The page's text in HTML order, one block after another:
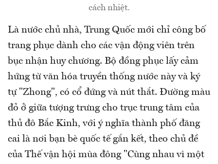
cách nhiệt.
Là nước chủ nhà, Trung Quốc mới chỉ công bố
trang phục dành cho các vận động viên trên
bục nhận huy chương. Bộ đồng phục lấy cảm
hứng từ văn hóa truyền thống nước này và ký
tự "Zhong", có cổ đứng và nút thắt. Đường màu
đỏ ở giữa tượng trưng cho trục trung tâm của
thủ đô Bắc Kinh, với ý nghĩa thành phố đăng
cai là nơi bạn bè quốc tế gắn kết, theo chủ đề
của Thế vận hội mùa đông "Cùng nhau vì một